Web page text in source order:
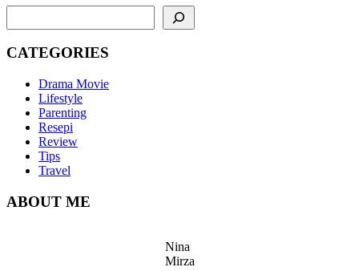
CATEGORIES
Drama Movie
Lifestyle
Parenting
Resepi
Review
Tips
Travel
ABOUT ME
Nina
Mirza